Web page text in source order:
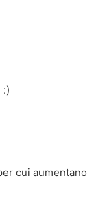
:)
cui aumentano